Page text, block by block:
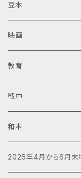
豆本
映画
教育
戦中
和本
2026年4月から6月末